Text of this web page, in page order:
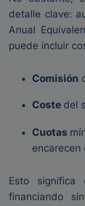
detalle clave:
Anual
puede incluir
Comisión
Coste del
Cuotas
encarecen
Esto significa
financiando